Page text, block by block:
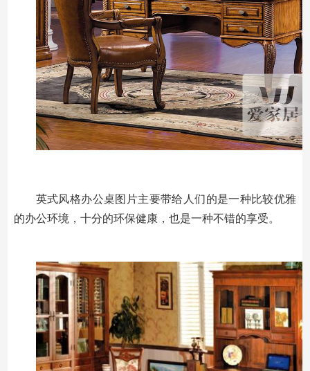
英式风格办公桌图片主要带给人们的是一种比较优雅
的办公环境，十分的环保健康，也是一种不错的享受。